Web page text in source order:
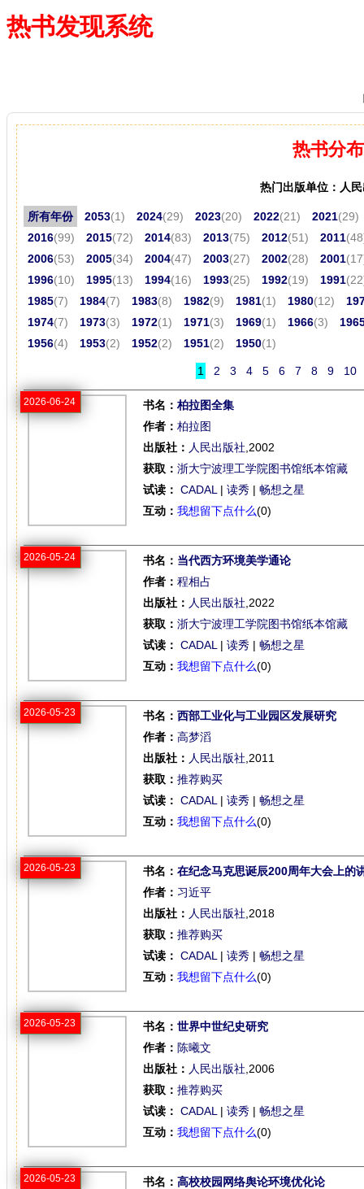
热书发现系统
热书分布
热门出版单位：人
所有年份 2053(1) 2024(29) 2023(20) 2022(21) 2021(29)
2016(99) 2015(72) 2014(83) 2013(75) 2012(51) 2011
2006(53) 2005(34) 2004(47) 2003(27) 2002(28) 2001
1996(10) 1995(13) 1994(16) 1993(25) 1992(19) 1991
1985(7) 1984(7) 1983(8) 1982(9) 1981(1) 1980(12)
1974(7) 1973(3) 1972(1) 1971(3) 1969(1) 1966(3)
1956(4) 1953(2) 1952(2) 1951(2) 1950(1)
1 2 3 4 5 6 7 8 9 10
2026-06-24 书名： 柏拉图全集
作者： 柏拉图
出版社： 人民出版社 ,2002
获取： 浙大宁波理工学院图书馆纸本馆藏
试读： CADAL | 读秀 | 畅想之星
互动： 我想留下点什么(0)
2026-05-24 书名： 当代西方环境美学通论
作者： 程相占
出版社： 人民出版社 ,2022
获取： 浙大宁波理工学院图书馆纸本馆藏
试读： CADAL | 读秀 | 畅想之星
互动： 我想留下点什么(0)
2026-05-23 书名： 西部工业化与工业园区发展研究
作者： 高梦滔
出版社： 人民出版社 ,2011
获取： 推荐购买
试读： CADAL | 读秀 | 畅想之星
互动： 我想留下点什么(0)
2026-05-23 书名： 在纪念马克思诞辰200周年大会上的
作者： 习近平
出版社： 人民出版社 ,2018
获取： 推荐购买
试读： CADAL | 读秀 | 畅想之星
互动： 我想留下点什么(0)
2026-05-23 书名： 世界中世纪史研究
作者： 陈曦文
出版社： 人民出版社 ,2006
获取： 推荐购买
试读： CADAL | 读秀 | 畅想之星
互动： 我想留下点什么(0)
2026-05-23 书名： 高校校园网络舆论环境优化论